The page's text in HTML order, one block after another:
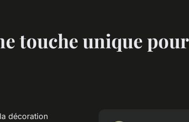
touche unique pour
décoration